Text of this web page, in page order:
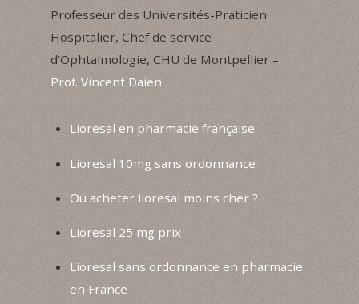
Professeur des Universités-Praticien
Hospitalier, Chef de service
d’Ophtalmologie, CHU de Montpellier –
Prof. Vincent Daien.
Lioresal en pharmacie française
Lioresal 10mg sans ordonnance
Où acheter lioresal moins cher ?
Lioresal 25 mg prix
Lioresal sans ordonnance en pharmacie
en France